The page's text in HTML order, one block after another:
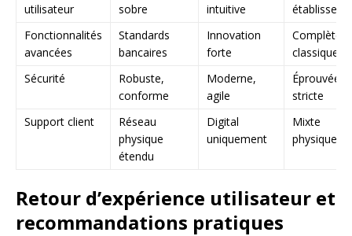
utilisateur
sobre
intuitive
Fonctionnalités
avancées
Standards
bancaires
Innovation
forte
Complètes,
classiques
Sécurité
Robuste,
conforme
Moderne,
agile
Éprouvée,
stricte
Support client
Réseau
physique
étendu
Digital
uniquement
Mixte
physique/
Retour d’expérience utilisateur et
recommandations pratiques